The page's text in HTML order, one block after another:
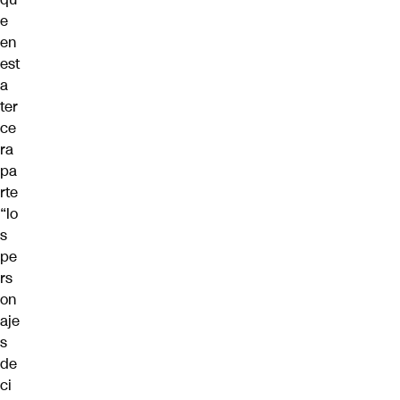
e
en
est
a
ter
ce
ra
pa
rte
“lo
s
pe
rs
on
aje
s
de
ci